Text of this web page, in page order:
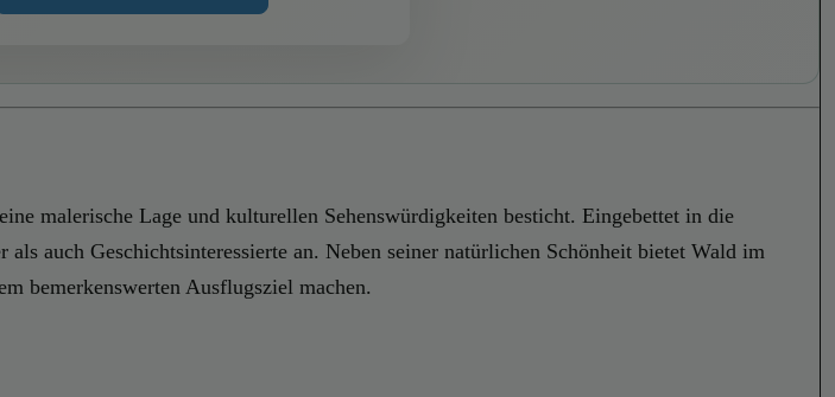
malerische Lage und kulturellen Sehenswürdigkeiten besticht. Eingebettet in die
auch Geschichtsinteressierte an. Neben seiner natürlichen Schönheit bietet Wald im
bemerkenswerten Ausflugsziel machen.